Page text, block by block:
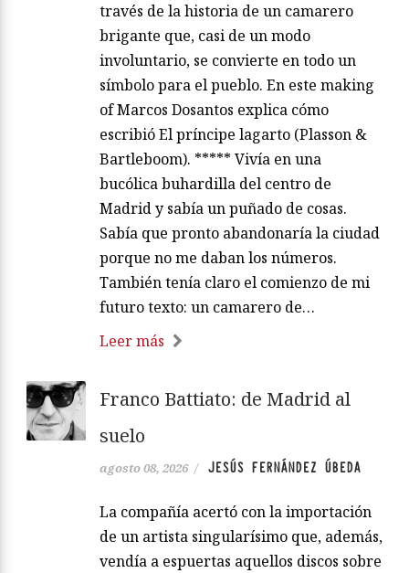
través de la historia de un camarero
brigante que, casi de un modo
involuntario, se convierte en todo un
símbolo para el pueblo. En este making
of Marcos Dosantos explica cómo
escribió El príncipe lagarto (Plasson &
Bartleboom). ***** Vivía en una
bucólica buhardilla del centro de
Madrid y sabía un puñado de cosas.
Sabía que pronto abandonaría la ciudad
porque no me daban los números.
También tenía claro el comienzo de mi
futuro texto: un camarero de…
Leer más
Franco Battiato: de Madrid al
suelo
agosto 08, 2026 / JESÚS FERNÁNDEZ ÚBEDA
La compañía acertó con la importación
de un artista singularísimo que, además,
vendía a espuertas aquellos discos sobre